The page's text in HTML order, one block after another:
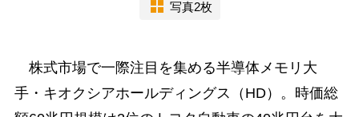
写真2枚
株式市場で一際注目を集める半導体メモリ大
手・キオクシアホールディングス（HD）。時価総